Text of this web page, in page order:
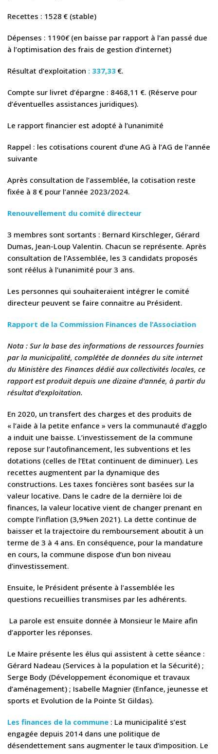
Recettes : 1528 € (stable)
Dépenses : 1190€(en baisse par rapport à l’an passé due
à l’optimisation des frais de gestion d’internet)
Résultat d’exploitation : 337,33 €.
Compte sur livret d’épargne : 8468,11 €. (Réserve pour
d’éventuelles assistances juridiques).
Le rapport financier est adopté à l’unanimité
Rappel : les cotisations courent d’une AG à l’AG de l’année
suivante
Après consultation de l’assemblée, la cotisation reste
fixée à 8 € pour l’année 2023/2024.
Renouvellement du comité directeur
3 membres sont sortants : Bernard Kirschleger, Gérard
Dumas, Jean-Loup Valentin. Chacun se représente. Après
consultation de l’Assemblée, les 3 candidats proposés
sont réélus à l’unanimité pour 3 ans.
Les personnes qui souhaiteraient intégrer le comité
directeur peuvent se faire connaitre au Président.
Rapport de la Commission Finances de l’Association
Nota : Sur la base des informations de ressources fournies
par la municipalité, complétée de données du site internet
du Ministère des Finances dédié aux collectivités locales, ce
rapport est produit depuis une dizaine d’année, à partir du
résultat d’exploitation.
En 2020, un transfert des charges et des produits de
« l’aide à la petite enfance » vers la communauté d’agglo
a induit une baisse. L’investissement de la commune
repose sur l’autofinancement, les subventions et les
dotations (celles de l’Etat continuent de diminuer). Les
recettes augmentent par la dynamique des
constructions. Les taxes foncières sont basées sur la
valeur locative. Dans le cadre de la dernière loi de
finances, la valeur locative vient de changer prenant en
compte l’inflation (3,9%en 2021). La dette continue de
baisser et la trajectoire du remboursement aboutit à un
terme de 3 à 4 ans. En conséquence, pour la mandature
en cours, la commune dispose d’un bon niveau
d’investissement.
Ensuite, le Président présente à l’assemblée les
questions recueillies transmises par les adhérents.
La parole est ensuite donnée à Monsieur le Maire afin
d’apporter les réponses.
Le Maire présente les élus qui assistent à cette séance :
Gérard Nadeau (Services à la population et la Sécurité) ;
Serge Body (Développement économique et travaux
d’aménagement) ; Isabelle Magnier (Enfance, jeunesse et
sports et Evolution de la Pointe St Gildas).
Les finances de la commune : La municipalité s’est
engagée depuis 2014 dans une politique de
désendettement sans augmenter le taux d’imposition. Le